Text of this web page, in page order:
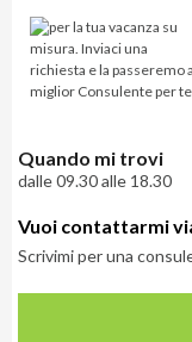
Quando mi trovi
dalle 09.30 alle 18.30
Vuoi contattarmi
Scrivimi per una